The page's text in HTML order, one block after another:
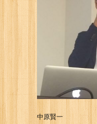
中原賢一